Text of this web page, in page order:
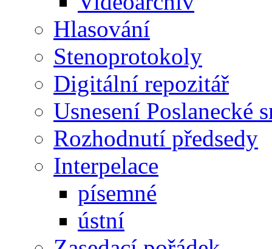
Hlasování
Stenoprotokoly
Digitální repozitář
Usnesení Poslanecké
Rozhodnutí předsedy
Interpelace
písemné
ústní